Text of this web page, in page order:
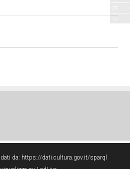
dati da: https://dati.cultura.gov.it/sparql